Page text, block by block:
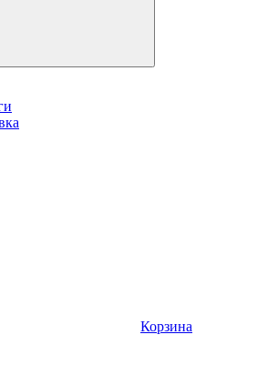
Корзина